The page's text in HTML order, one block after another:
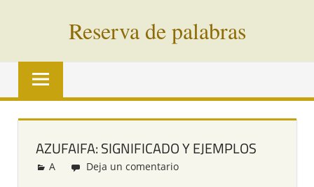
Reserva de palabras
Palabras
vías
todo
AZUFAIFA: SIGNIFICADO Y EJEMPLOS
Redacción
A Deja un comentario